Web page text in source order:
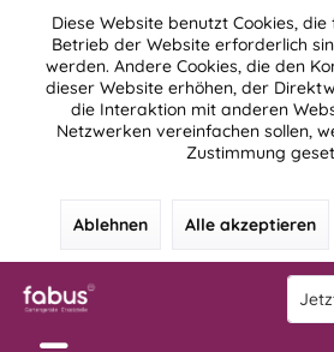
Diese Website benutzt Cookies,
Betrieb der Website erforderlich
werden. Andere Cookies, die den
dieser Website erhöhen, der
die Interaktion mit anderen
Netzwerken vereinfachen sollen,
Zustimmung
Ablehnen Alle akzeptieren